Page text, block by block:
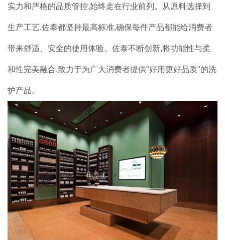
实力和严格的品质管控,始终走在行业前列。从原料选择到
生产工艺,佐泰都坚持最高标准,确保每件产品都能给消费者
带来舒适、安全的使用体验。佐泰不断创新,将功能性与柔
和性完美融合,致力于为广大消费者提供"好用更好品质"的洗
护产品。